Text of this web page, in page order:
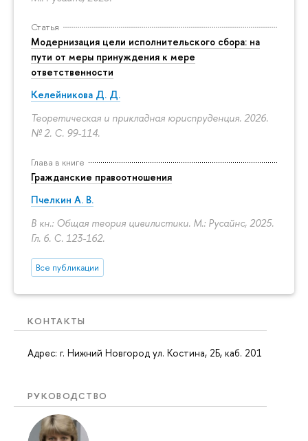
Статья
Модернизация цели исполнительского сбора: на
пути от меры принуждения к мере
ответственности
Келейникова Д. Д.
Теоретическая и прикладная юриспруденция. 2026.
№ 2. С. 99-114.
Глава в книге
Гражданские правоотношения
Пчелкин А. В.
В кн.: Общая теория цивилистики. М.: Русайнс, 2025.
Гл. 6. С. 123-162.
Все публикации
КОНТАКТЫ
Адрес: г. Нижний Новгород ул. Костина, 2Б, каб. 201
РУКОВОДСТВО